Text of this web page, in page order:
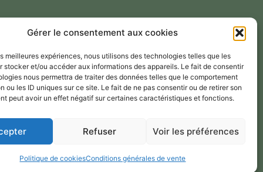
Gérer le consentement aux cookies
meilleures expériences, nous utilisons des technologies telles que les
stocker et/ou accéder aux informations des appareils. Le fait de consentir
nous permettra de traiter des données telles que le comportement
ou les ID uniques sur ce site. Le fait de ne pas consentir ou de retirer son
peut avoir un effet négatif sur certaines caractéristiques et fonctions.
Refuser Voir les préférences
Politique de cookiesConditions générales de vente